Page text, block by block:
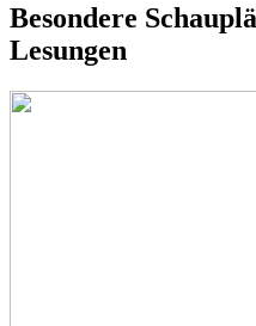
Besondere
Lesungen